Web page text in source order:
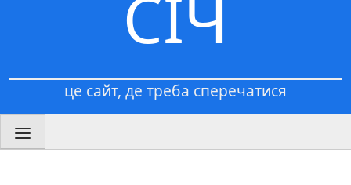
СІЧ
це сайт, де треба сперечатися